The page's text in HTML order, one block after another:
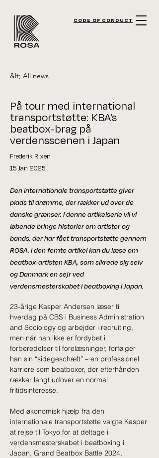
CODE OF CONDUCT
&lt; All news
På tour med international
transportstøtte: KBA’s
beatbox-brag på
verdensscenen i Japan
Frederik Rixen
15 Jan 2025
Den internationale transportstøtte giver
plads til drømme, der rækker ud over de
danske grænser. I denne artikelserie vil vi
løbende bringe historier om artister og
bands, der har fået transportstøtte gennem
ROSA. I den femte artikel kan du læse om
beatbox-artisten KBA, som sikrede sig selv
og Danmark en sejr ved
verdensmesterskabet i beatboxing i Japan.
23-årige Kasper Andersen læser til
hverdag på CBS i Business Administration
and Sociology og arbejder i recruiting,
men når han ikke er fordybet i
forberedelser til forelæsninger, forfølger
han sin “sidegeschæft” – en professionel
karriere som beatboxer, der efterhånden
rækker langt udover en normal
fritidsinteresse.
Med økonomisk hjælp fra den
internationale transportstøtte valgte Kasper
at rejse til Tokyo for at deltage i
verdensmesterskabet i beatboxing i
Japan, Grand Beatbox Battle 2024, i